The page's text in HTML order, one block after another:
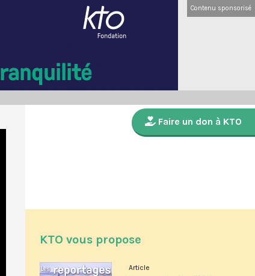
Contenu sponsorisé
Faire un don à KTO
KTO vous propose
Article